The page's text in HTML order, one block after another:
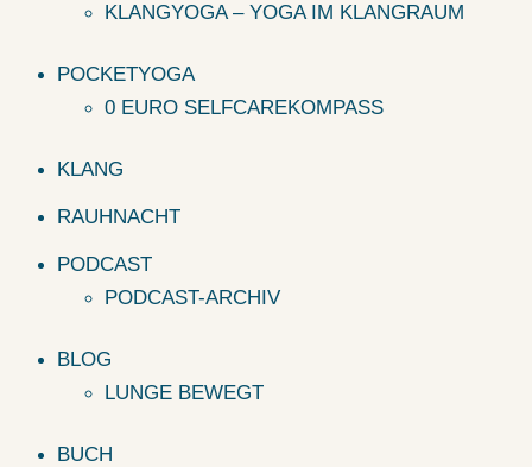
KLANGYOGA – YOGA IM KLANGRAUM
POCKETYOGA
0 EURO SELFCAREKOMPASS
KLANG
RAUHNACHT
PODCAST
PODCAST-ARCHIV
BLOG
LUNGE BEWEGT
BUCH